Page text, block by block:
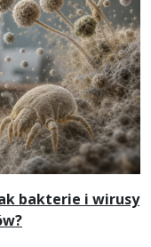
bakterie i wirusy